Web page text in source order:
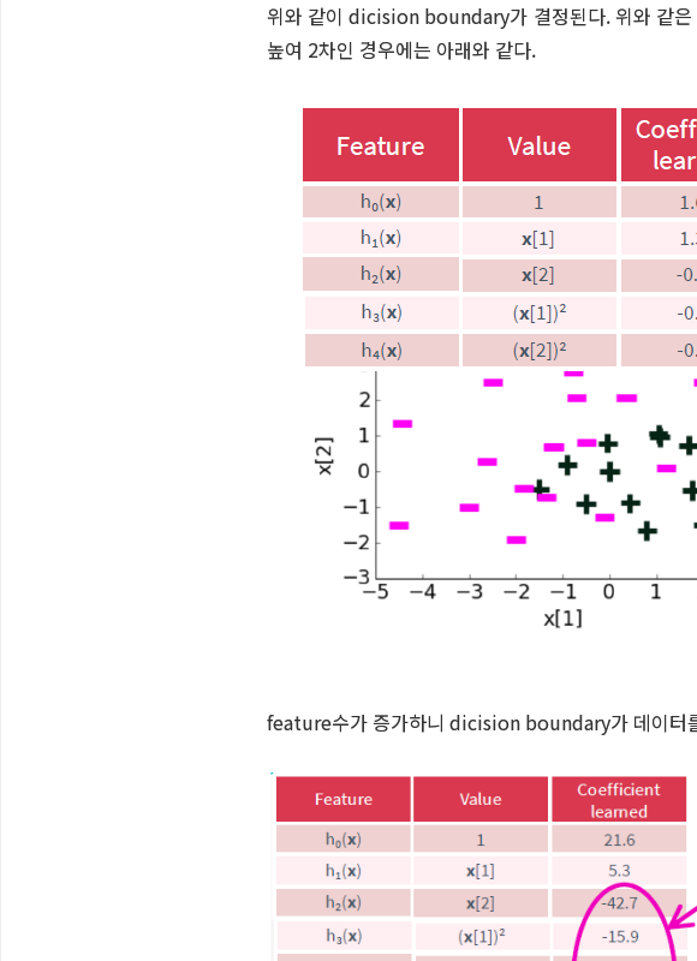
위와 같이 dicision boundary가 결정된다. 위와 같
높여 2차인 경우에는 아래와 같다.
feature수가 증가하니 dicision boundary가 데이터